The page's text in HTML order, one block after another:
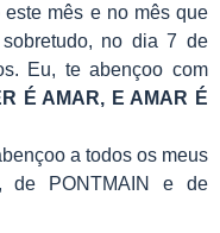
mês e no mês que
no dia 7 de
Eu, te abençoo com
É AMAR, E AMAR É
a todos os meus
de PONTMAIN e de